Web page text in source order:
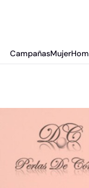
CampañasMujer